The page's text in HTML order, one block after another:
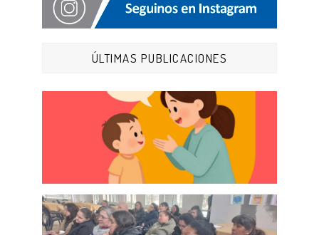
ÚLTIMAS PUBLICACIONES